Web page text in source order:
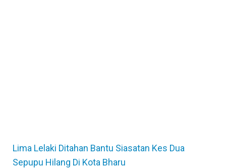
Lima Lelaki Ditahan Bantu Siasatan Kes Dua
Sepupu Hilang Di Kota Bharu